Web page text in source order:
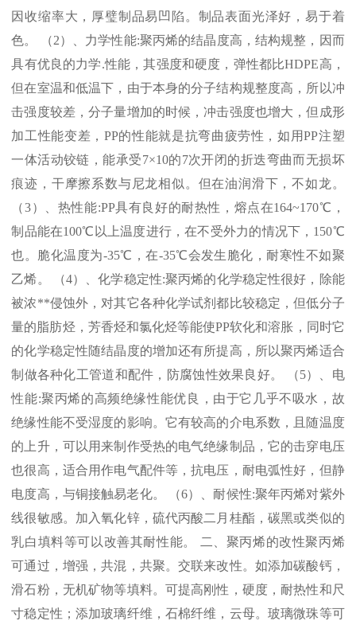
因收缩率大，厚璧制品易凹陷。制品表面光泽好，易于着
色。 （2）、力学性能:聚丙烯的结晶度高，结构规整，因而
具有优良的力学.性能，其强度和硬度，弹性都比HDPE高，
但在室温和低温下，由于本身的分子结构规整度高，所以冲
击强度较差，分子量增加的时候，冲击强度也增大，但成形
加工性能变差， PP的性能就是抗弯曲疲劳性，如用PP注塑
一体活动铰链，能承受7×10的7次开闭的折迭弯曲而无损坏
痕迹，干摩擦系数与尼龙相似。但在油润滑下，不如龙。
（3）、热性能:PP具有良好的耐热性，熔点在164~170℃ ，
制品能在100℃ 以上温度进行，在不受外力的情况下， 150℃
也。脆化温度为-35℃ ，在-35℃会发生脆化，耐寒性不如聚
乙烯。 （4）、化学稳定性:聚丙烯的化学稳定性很好，除能
被浓**侵蚀外，对其它各种化学试剂都比较稳定，但低分子
量的脂肪烃，芳香烃和氯化烃等能使PP软化和溶胀，同时它
的化学稳定性随结晶度的增加还有所提高，所以聚丙烯适合
制做各种化工管道和配件，防腐蚀性效果良好。 （5）、电
性能:聚丙烯的高频绝缘性能优良，由于它几乎不吸水，故
绝缘性能不受湿度的影响。它有较高的介电系数，且随温度
的上升，可以用来制作受热的电气绝缘制品，它的击穿电压
也很高，适合用作电气配件等，抗电压，耐电弧性好，但静
电度高，与铜接触易老化。 （6）、耐候性:聚年丙烯对紫外
线很敏感。加入氧化锌，硫代丙酸二月桂酯，碳黑或类似的
乳白填料等可以改善其耐性能。 二、聚丙烯的改性聚丙烯
可通过，增强，共混，共聚。交联来改性。如添加碳酸钙，
滑石粉，无机矿物等填料。可提高刚性，硬度，耐热性和尺
寸稳定性；添加玻璃纤维，石棉纤维，云母。玻璃微珠等可